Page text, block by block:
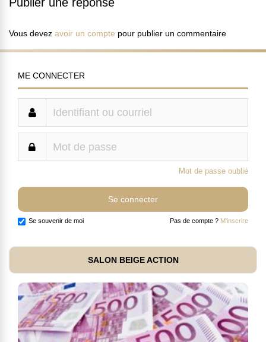
Vous devez avoir un compte pour publier un commentaire
ME CONNECTER
Mot de passe oublié
Se souvenir de moi Pas de compte ? M'inscrire
SALON BEIGE ACTION